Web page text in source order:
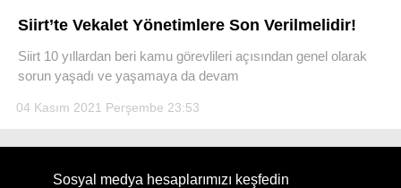
NÖBETÇI ECZANELER
Siirt’te Vekalet Yönetimlere Son Verilmelidir!
Siirt 10 yıllardan beri kamu görevlileri açısından genel olarak
sorun yaşadı ve yaşamaya da devam
04 Kasım 2021 Perşembe 23:53
Sosyal medya hesaplarımızı keşfedin